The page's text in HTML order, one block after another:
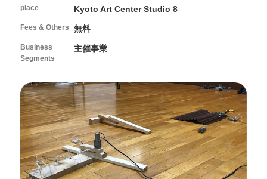
KAC Supporters
About Kyoto Art Center
What kind of place is Kyoto Art Center?
History
Mission / Administrative structure
Ticket Information
News
Browsing Assistance
Site and Privacy Policy
official social media account
place Kyoto Art Center Studio 8
Fees & Others 無料
Business
Segments
主催事業